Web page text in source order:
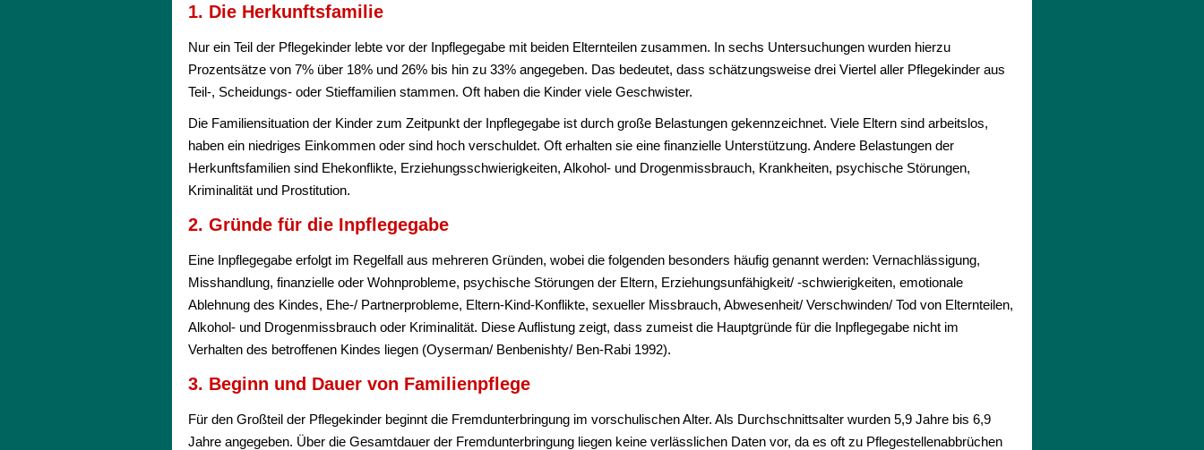
1. Die Herkunftsfamilie
Nur ein Teil der Pflegekinder lebte vor der Inpflegegabe mit beiden Elternteilen zusammen. In sechs Untersuchungen wurden hierzu
Prozentsätze von 7% über 18% und 26% bis hin zu 33% angegeben. Das bedeutet, dass schätzungsweise drei Viertel aller Pflegekinder aus
Teil-, Scheidungs- oder Stieffamilien stammen. Oft haben die Kinder viele Geschwister.
Die Familiensituation der Kinder zum Zeitpunkt der Inpflegegabe ist durch große Belastungen gekennzeichnet. Viele Eltern sind arbeitslos,
haben ein niedriges Einkommen oder sind hoch verschuldet. Oft erhalten sie eine finanzielle Unterstützung. Andere Belastungen der
Herkunftsfamilien sind Ehekonflikte, Erziehungsschwierigkeiten, Alkohol- und Drogenmissbrauch, Krankheiten, psychische Störungen,
Kriminalität und Prostitution.
2. Gründe für die Inpflegegabe
Eine Inpflegegabe erfolgt im Regelfall aus mehreren Gründen, wobei die folgenden besonders häufig genannt werden: Vernachlässigung,
Misshandlung, finanzielle oder Wohnprobleme, psychische Störungen der Eltern, Erziehungsunfähigkeit/ -schwierigkeiten, emotionale
Ablehnung des Kindes, Ehe-/ Partnerprobleme, Eltern-Kind-Konflikte, sexueller Missbrauch, Abwesenheit/ Verschwinden/ Tod von Elternteilen,
Alkohol- und Drogenmissbrauch oder Kriminalität. Diese Auflistung zeigt, dass zumeist die Hauptgründe für die Inpflegegabe nicht im
Verhalten des betroffenen Kindes liegen (Oyserman/ Benbenishty/ Ben-Rabi 1992).
3. Beginn und Dauer von Familienpflege
Für den Großteil der Pflegekinder beginnt die Fremdunterbringung im vorschulischen Alter. Als Durchschnittsalter wurden 5,9 Jahre bis 6,9
Jahre angegeben. Über die Gesamtdauer der Fremdunterbringung liegen keine verlässlichen Daten vor, da es oft zu Pflegestellenabbrüchen